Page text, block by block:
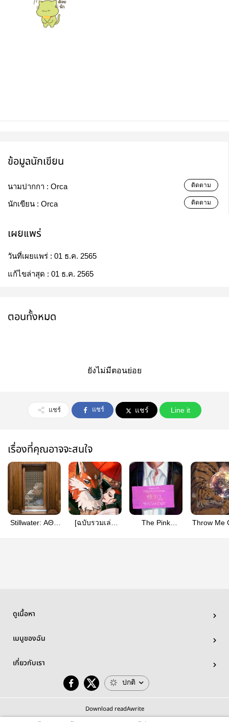
ข้อมูลนักเขียน
นามปากกา : Orca ติดตาม
นักเขียน : Orca ติดตาม
เผยแพร่
วันที่เผยแพร่ : 01 ธ.ค. 2565
แก้ไขล่าสุด : 01 ธ.ค. 2565
ตอนทั้งหมด
ยังไม่มีตอนย่อย
แชร์ แชร์ แชร์ Line it
เรื่องที่คุณอาจจะสนใจ
Stillwater: ΑΘΧ
[ฉบับรวมเล่ม
The Pink
Throw Me
ดูเนื้อหา
เมนูของฉัน
เกี่ยวกับเรา
ปกติ
Download readAwrite